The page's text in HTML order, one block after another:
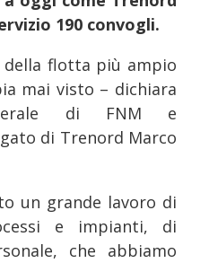
190 convogli.
flotta più ampio
mai visto – dichiara
di FNM e
di Trenord Marco
un grande lavoro di
e impianti, di
che abbiamo